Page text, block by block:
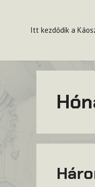
tartalombaItt kezdődik a